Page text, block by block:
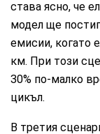
става ясно, че
модел ще
емисии, когато
км. При този
30% по-малко
цикъл.
В третия